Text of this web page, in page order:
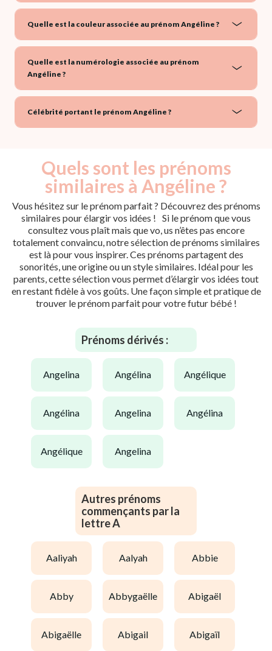
Quelle est la couleur associée au prénom Angéline ?
Quelle est la numérologie associée au prénom
Angéline ?
Célébrité portant le prénom Angéline ?
Quels sont les prénoms
similaires à Angéline ?
Vous hésitez sur le prénom parfait ? Découvrez des prénoms
similaires pour élargir vos idées ! Si le prénom que vous
consultez vous plaît mais que vo, us n’êtes pas encore
totalement convaincu, notre sélection de prénoms similaires
est là pour vous inspirer. Ces prénoms partagent des
sonorités, une origine ou un style similaires. Idéal pour les
parents, cette sélection vous permet d’élargir vos idées tout
en restant fidèle à vos goûts. Une façon simple et pratique de
trouver le prénom parfait pour votre futur bébé !
Prénoms dérivés :
angelina angélina angélique
angélina angelina angélina
angélique angelina
Autres prénoms
commençants par la
lettre A
aaliyah aalyah abbie
abby abbygaëlle abigaël
abigaëlle abigail abigaïl